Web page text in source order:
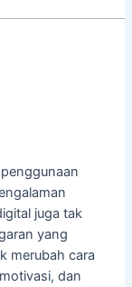
juga tak
yang
merubah cara
dan